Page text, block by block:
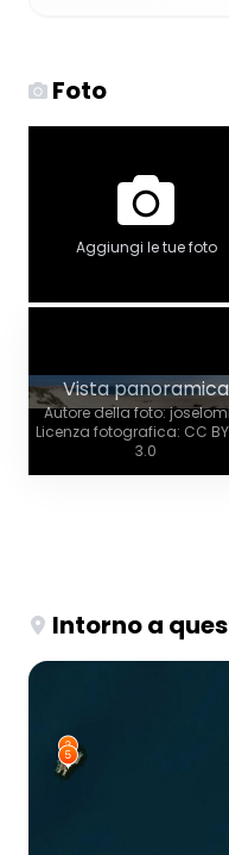
Foto
Aggiungi le tue foto
Vista panoramica
Autore della foto:
Licenza fotografica: CC
3.0
Intorno a